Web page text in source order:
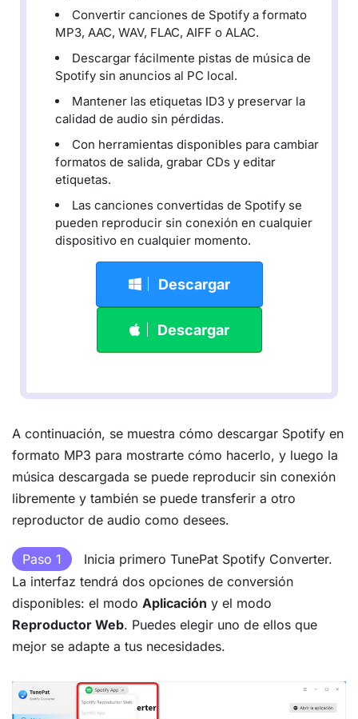
Convertir canciones de Spotify a formato
MP3, AAC, WAV, FLAC, AIFF o ALAC.
Descargar fácilmente pistas de música de
Spotify sin anuncios al PC local.
Mantener las etiquetas ID3 y preservar la
calidad de audio sin pérdidas.
Con herramientas disponibles para cambiar
formatos de salida, grabar CDs y editar
etiquetas.
Las canciones convertidas de Spotify se
pueden reproducir sin conexión en cualquier
dispositivo en cualquier momento.
Descargar
Descargar
A continuación, se muestra cómo descargar Spotify en
formato MP3 para mostrarte cómo hacerlo, y luego la
música descargada se puede reproducir sin conexión
libremente y también se puede transferir a otro
reproductor de audio como desees.
Paso 1
Inicia primero TunePat Spotify Converter.
La interfaz tendrá dos opciones de conversión
disponibles: el modo Aplicación y el modo
Reproductor Web. Puedes elegir uno de ellos que
mejor se adapte a tus necesidades.